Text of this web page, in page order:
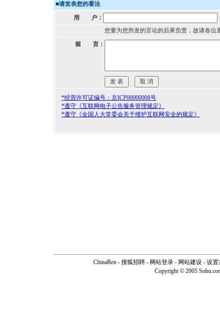
■请发表您的看法
用 户：
您要为您所发的言论的后果负责，故请各位
留 言：
*经营许可证编号：京ICP00000008号
*遵守《互联网电子公告服务管理规定》
*遵守《全国人大常委会关于维护互联网安全的规定》
ChinaRen - 搜狐招聘 - 网站登录 - 网站建设 - 设置
Copyright © 2005